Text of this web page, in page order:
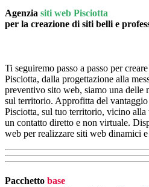
Agenzia siti web Pisciotta
per la creazione di siti belli e
Ti seguiremo passo a passo per
Pisciotta, dalla progettazione alla
preventivo sito web, siamo una delle
sul territorio. Approfitta del
Pisciotta, sul tuo territorio, vicino alla
un contatto diretto e non virtuale.
web per realizzare siti web dinamici
Pacchetto base